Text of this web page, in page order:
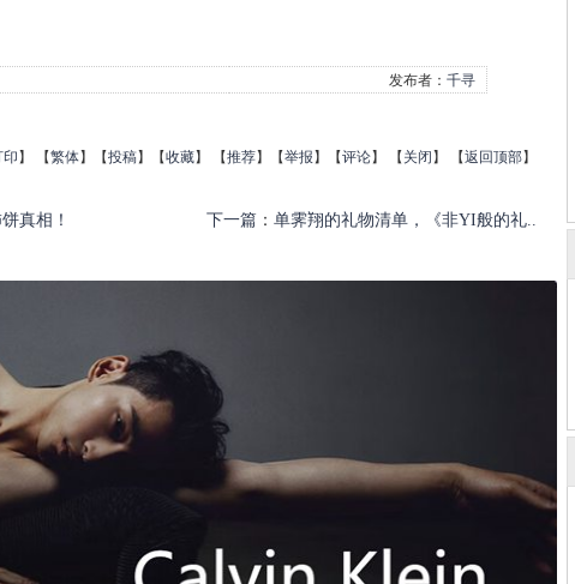
发布者： 千寻
印 】 【繁体】【投稿】【收藏】 【推荐】【举报 】【评论】 【 关闭 】 【返回顶部】
真相！ 下一篇 ： 单霁翔的礼物清单，《非YI般的礼..